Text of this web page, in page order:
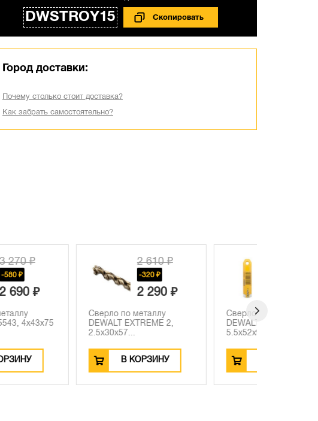
DWSTROY15
Город доставки:
Почему столько стоит доставка?
Как забрать самостоятельно?
Сверло по металлу
DEWALT EXTREME 2,
Сверло по металлу
DEWALT DT4932,